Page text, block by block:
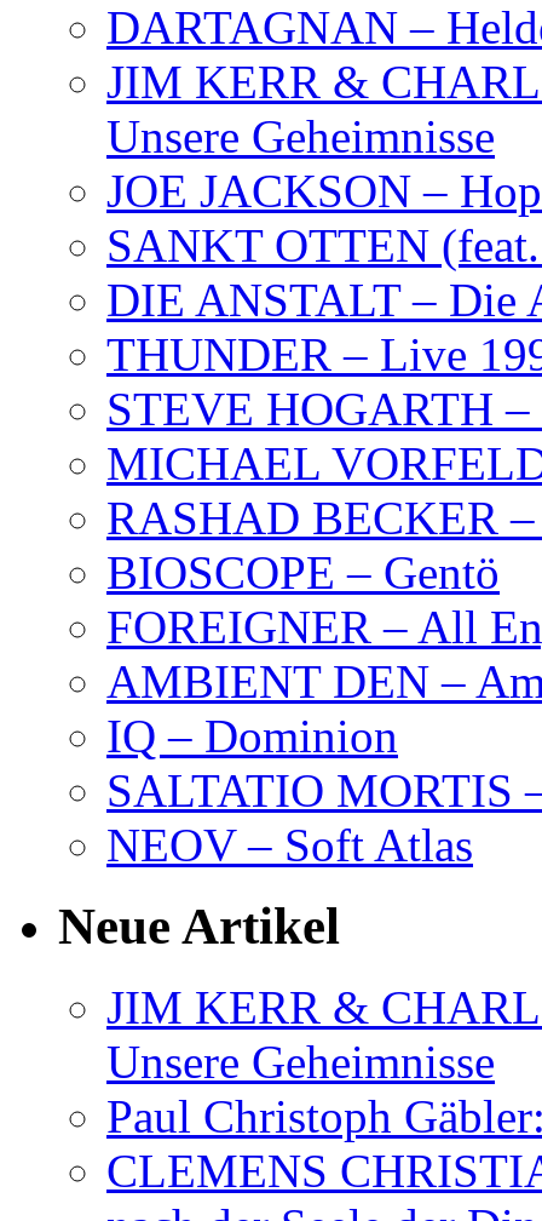
DARTAGNAN –
JIM KERR &
Unsere Geheimnisse
JOE JACKSON –
SANKT OTTEN
DIE ANSTALT – Die
THUNDER – Live
STEVE HOGARTH –
MICHAEL
RASHAD BECKER
BIOSCOPE – Gentö
FOREIGNER – All
AMBIENT DEN –
IQ – Dominion
SALTATIO MORTIS
NEOV – Soft Atlas
Neue Artikel
JIM KERR &
Unsere Geheimnisse
Paul Christoph
CLEMENS